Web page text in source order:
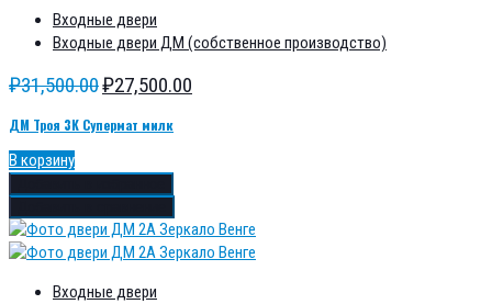
Входные двери
Входные двери ДМ (собственное производство)
₽31,500.00₽27,500.00
ДМ Троя 3К Супермат милк
В корзину
Входные двери